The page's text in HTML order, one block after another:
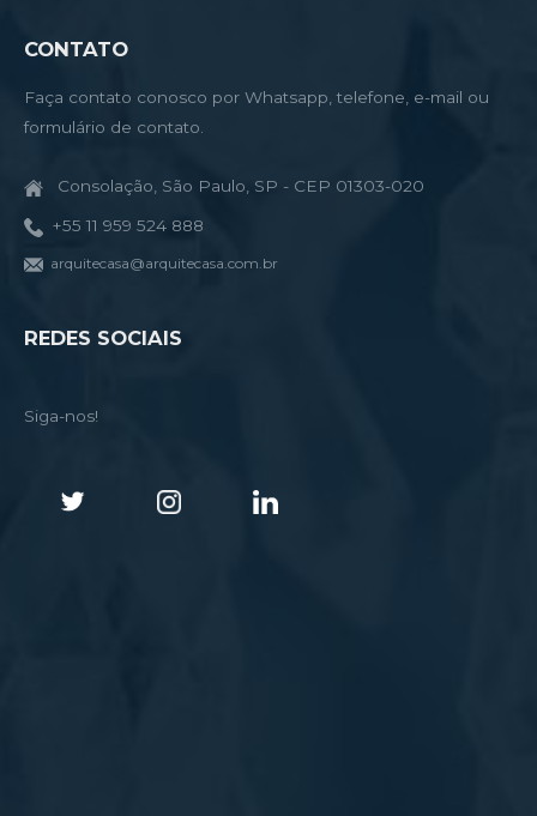
CONTATO
Faça contato conosco por Whatsapp, telefone, e-mail ou
formulário de contato.
Consolação, São Paulo, SP - CEP 01303-020
+55 11 959 524 888
arquitecasa@arquitecasa.com.br
REDES SOCIAIS
Siga-nos!